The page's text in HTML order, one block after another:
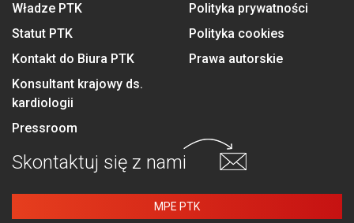
Władze PTK
Statut PTK
Kontakt do Biura PTK
Konsultant krajowy ds.
kardiologii
Pressroom
Polityka prywatności
Polityka cookies
Prawa autorskie
Skontaktuj się z nami
MPE PTK